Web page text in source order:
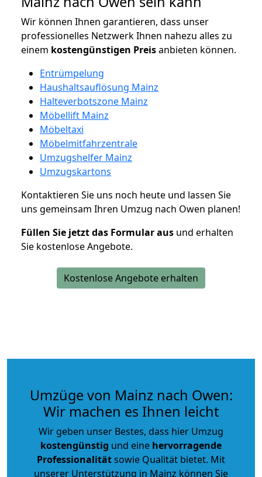
Wir können Ihnen garantieren, dass unser
professionelles Netzwerk Ihnen nahezu alles zu
einem kostengünstigen Preisanbieten können.
Entrümpelung
Haushaltsauflösung Mainz
Halteverbotszone Mainz
Möbellift Mainz
Möbeltaxi
Möbelmitfahrzentrale
Umzugshelfer Mainz
Umzugskartons
Kontaktieren Sie uns noch heute und lassen Sie
uns gemeinsam Ihren Umzug nach Owen planen!
Füllen Sie jetzt das Formular aus und erhalten
Sie kostenlose Angebote.
Kostenlose Angebote erhalten
Umzüge von Mainz nach Owen:
Wir machen es Ihnen leicht
Wir geben unser Bestes, dass hier Umzug
kostengünstig und eine hervorragende
Professionalitätsowie Qualität bietet. Mit
unserer Unterstützung in Mainz können Sie